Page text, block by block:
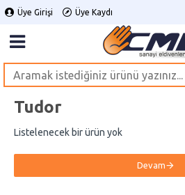
Üye Girişi Üye Kaydı
Tudor
Listelenecek bir ürün yok
Devam